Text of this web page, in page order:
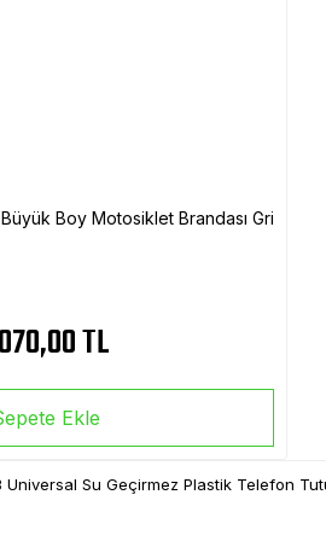
Boy Motosiklet Brandası Gri
TL
Ekle